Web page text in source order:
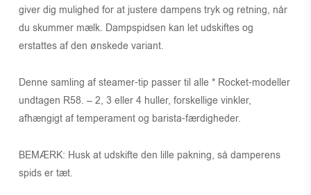
giver dig mulighed for at justere dampens tryk og retning, når
du skummer mælk. Dampspidsen kan let udskiftes og
erstattes af den ønskede variant.
Denne samling af steamer-tip passer til alle * Rocket-modeller
undtagen R58. – 2, 3 eller 4 huller, forskellige vinkler,
afhængigt af temperament og barista-færdigheder.
BEMÆRK: Husk at udskifte den lille pakning, så damperens
spids er tæt.